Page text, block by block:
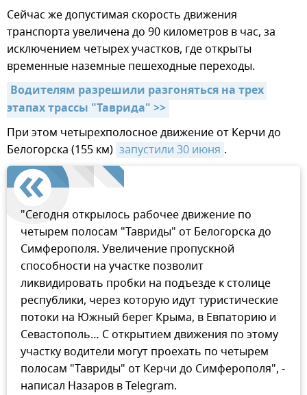
Сейчас же допустимая скорость движения
транспорта увеличена до 90 километров в час, за
исключением четырех участков, где открыты
временные наземные пешеходные переходы.
Водителям разрешили разгоняться на трех
этапах трассы "Таврида" >>
При этом четырехполосное движение от Керчи до
Белогорска (155 км) запустили 30 июня .
"Сегодня открылось рабочее движение по
четырем полосам "Тавриды" от Белогорска до
Симферополя. Увеличение пропускной
способности на участке позволит
ликвидировать пробки на подъезде к столице
республики, через которую идут туристические
потоки на Южный берег Крыма, в Евпаторию и
Севастополь… С открытием движения по этому
участку водители могут проехать по четырем
полосам "Тавриды" от Керчи до Симферополя", -
написал Назаров в Telegram.